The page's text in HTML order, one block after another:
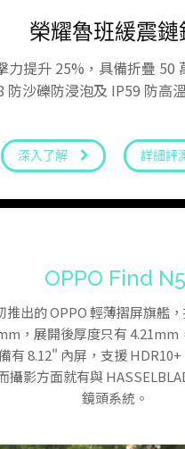
榮耀魯班緩震鏈
力提升 25%，具備折疊 50
防沙礫防浸泡及 IP59 防高
深入了解 詳細評
OPPO Find N5
推出的 OPPO 輕薄摺屏旗艦
，展開後厚度只有 4.21mm
有 8.12" 內屏，支援
攝影方面就有與
鏡頭系統。